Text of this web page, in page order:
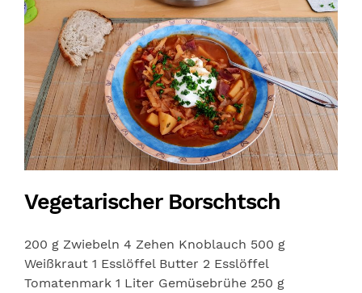
Vegetarischer Borschtsch
200 g Zwiebeln 4 Zehen Knoblauch 500 g
Weißkraut 1 Esslöffel Butter 2 Esslöffel
Tomatenmark 1 Liter Gemüsebrühe 250 g